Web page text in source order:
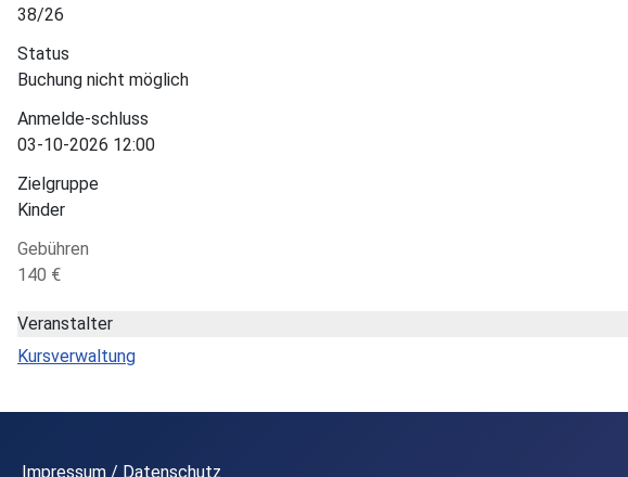
38/26
Status
Buchung nicht möglich
Anmelde-schluss
03-10-2026 12:00
Zielgruppe
Kinder
Gebühren
140 €
Veranstalter
Kursverwaltung
Impressum / Datenschutz